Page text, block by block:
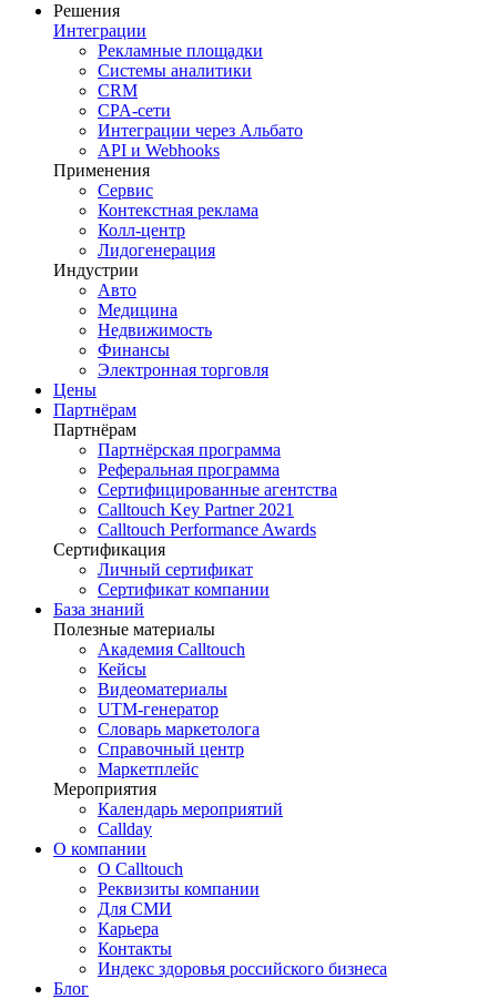
Решения
Интеграции
Рекламные площадки
Системы аналитики
CRM
CPA-сети
Интеграции через Альбато
API и Webhooks
Применения
Сервис
Контекстная реклама
Колл-центр
Лидогенерация
Индустрии
Авто
Медицина
Недвижимость
Финансы
Электронная торговля
Цены
Партнёрам
Партнёрам
Партнёрская программа
Реферальная программа
Сертифицированные агентства
Calltouch Key Partner 2021
Calltouch Performance Awards
Сертификация
Личный сертификат
Сертификат компании
База знаний
Полезные материалы
Академия Calltouch
Кейсы
Видеоматериалы
UTM-генератор
Словарь маркетолога
Справочный центр
Маркетплейс
Мероприятия
Календарь мероприятий
Callday
О компании
О Calltouch
Реквизиты компании
Для СМИ
Карьера
Контакты
Индекс здоровья российского бизнеса
Блог